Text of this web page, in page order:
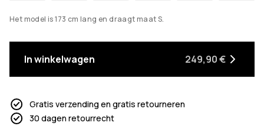
Het model is 173 cm lang en draagt maat S.
In winkelwagen 249,90 €
Gratis verzending en gratis retourneren
30 dagen retourrecht